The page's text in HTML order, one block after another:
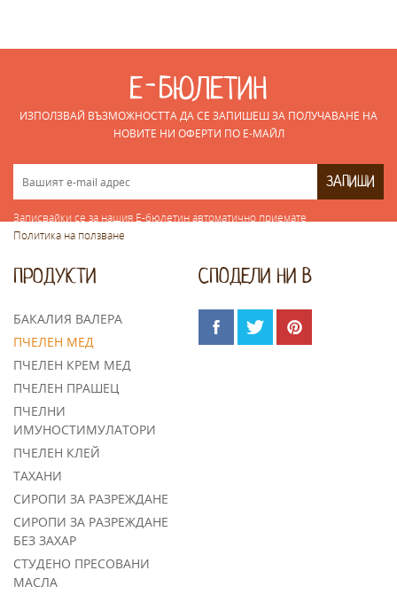
Е-БЮЛЕТИН
ИЗПОЛЗВАЙ ВЪЗМОЖНОСТТА ДА СЕ ЗАПИШЕШ ЗА ПОЛУЧАВАНЕ НА
НОВИТЕ НИ ОФЕРТИ ПО E-МАЙЛ
ЗАПИШИ
Записвайки се за нашия Е-бюлетин автоматично приемате
Политика на ползване
ПРОДУКТИ
БАКАЛИЯ ВАЛЕРА
ПЧЕЛЕН МЕД
ПЧЕЛЕН КРЕМ МЕД
ПЧЕЛЕН ПРАШЕЦ
ПЧЕЛНИ
ИМУНОСТИМУЛАТОРИ
ПЧЕЛЕН КЛЕЙ
TАХАНИ
СИРОПИ ЗА РАЗРЕЖДАНЕ
СИРОПИ ЗА РАЗРЕЖДАНЕ
БЕЗ ЗАХАР
СТУДЕНО ПРЕСОВАНИ
МАСЛА
СПOДЕЛИ НИ В